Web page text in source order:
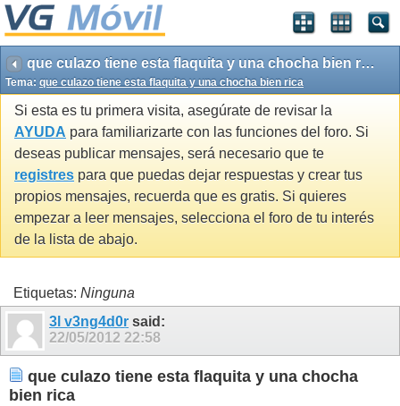
que culazo tiene esta flaquita y una chocha bien rica
Tema: que culazo tiene esta flaquita y una chocha bien rica
Si esta es tu primera visita, asegúrate de revisar la
AYUDA para familiarizarte con las funciones del foro. Si
deseas publicar mensajes, será necesario que te
registres para que puedas dejar respuestas y crear tus
propios mensajes, recuerda que es gratis. Si quieres
empezar a leer mensajes, selecciona el foro de tu interés
de la lista de abajo.
Etiquetas: Ninguna
3l v3ng4d0r said:
22/05/2012 22:58
que culazo tiene esta flaquita y una chocha
bien rica